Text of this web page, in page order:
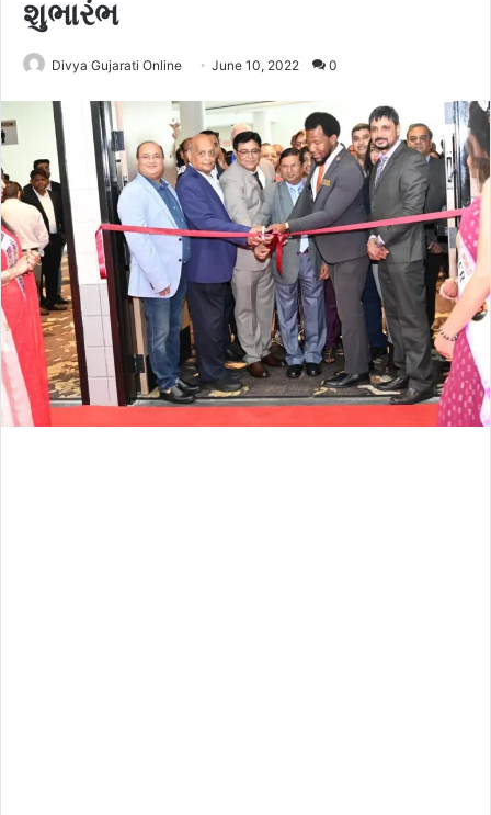
શુભારંભ
Divya Gujarati Online June 10, 2022 0